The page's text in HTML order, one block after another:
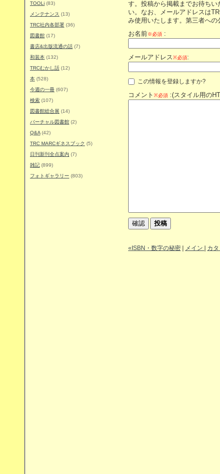
TOOLi (83)
メンテナンス (13)
TRC社内各部署 (36)
図書館 (17)
書店&出版流通の話 (7)
和装本 (132)
TRCむかし話 (12)
本 (528)
今週の一冊 (607)
検索 (107)
図書館総合展 (14)
バーチャル図書館 (2)
Q&A (42)
TRC MARCギネスブック (5)
日刊新刊全点案内 (7)
雑記 (899)
フォトギャラリー (803)
す。投稿から掲載までお待ち
い。なお、メールアドレスは
み使用いたします。第三者へ
お名前※必須 :
メールアドレス※必須:
この情報を登録しますか?
コメント ※必須 :(スタイル用の
«ISBN・数字の秘密 メイン カ